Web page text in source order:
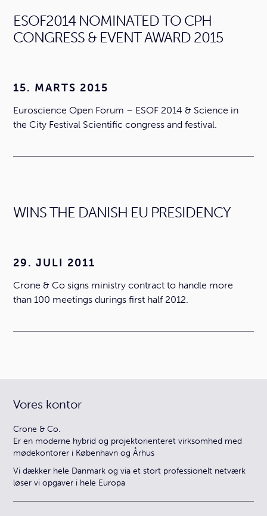
ESOF2014 NOMINATED TO CPH
CONGRESS & EVENT AWARD 2015
15. MARTS 2015
Euroscience Open Forum – ESOF 2014 & Science in
the City Festival Scientific congress and festival.
WINS THE DANISH EU PRESIDENCY
29. JULI 2011
Crone & Co signs ministry contract to handle more
than 100 meetings durings first half 2012.
Vores kontor
Crone & Co.
Er en moderne hybrid og projektorienteret virksomhed med
mødekontorer i København og Århus
Vi dækker hele Danmark og via et stort professionelt netværk
løser vi opgaver i hele Europa